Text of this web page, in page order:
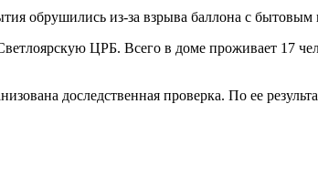
обрушились из-за взрыва баллона с
ЦРБ. Всего в доме проживает 17
доследственная проверка. По ее